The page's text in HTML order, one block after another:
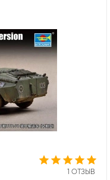
1 ОТЗЫВ